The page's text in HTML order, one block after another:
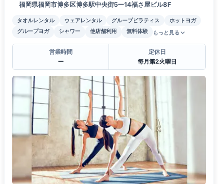
福岡県福岡市博多区博多駅中央街5ー14福さ屋ビル8F
タオルレンタル ウェアレンタル グループピラティス
ホットヨガ
グループヨガ
シャワー 他店舗利用 無料体験 もっと見る
営業時間
ー
定休日
毎月第2火曜日